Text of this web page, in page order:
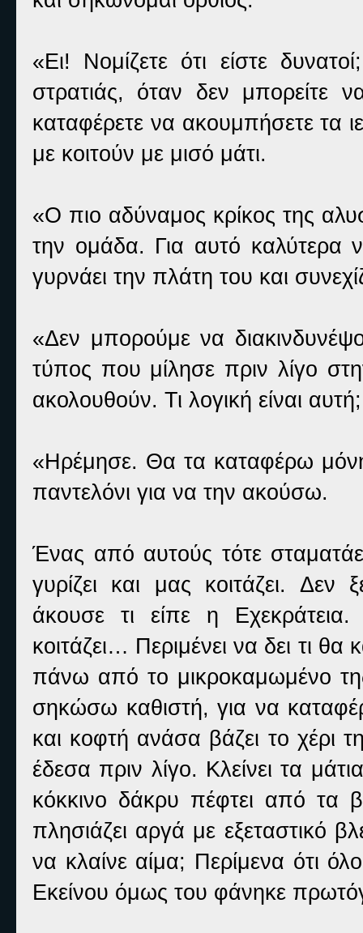
«Ει! Νομίζετε ότι είστε
στρατιάς, όταν δεν μπορείτε
καταφέρετε να ακουμπήσετε τα
με κοιτούν με μισό μάτι.
«Ο πιο αδύναμος κρίκος της
την ομάδα. Για αυτό καλύτερα
γυρνάει την πλάτη του και
«Δεν μπορούμε να
τύπος που μίλησε πριν λίγο
ακολουθούν. Τι λογική είναι αυτή;
«Ηρέμησε. Θα τα καταφέρω
παντελόνι για να την ακούσω.
Ένας από αυτούς τότε
γυρίζει και μας κοιτάζει.
άκουσε τι είπε η
κοιτάζει… Περιμένει να δει τι
πάνω από το μικροκαμωμένο
σηκώσω καθιστή, για να
και κοφτή ανάσα βάζει το χέρι
έδεσα πριν λίγο. Κλείνει τα
κόκκινο δάκρυ πέφτει από
πλησιάζει αργά με εξεταστικό
να κλαίνε αίμα; Περίμενα ότι
Εκείνου όμως του φάνηκε